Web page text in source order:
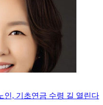
인, 기초연금 수령 길 열린다